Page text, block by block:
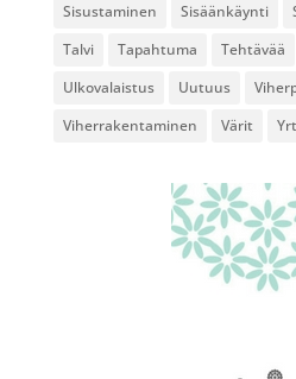
Sisustaminen
Sisäänkäynti
Talvi
Tapahtuma Tehtävää
Ulkovalaistus
Uutuus
Viherrakentaminen
Värit